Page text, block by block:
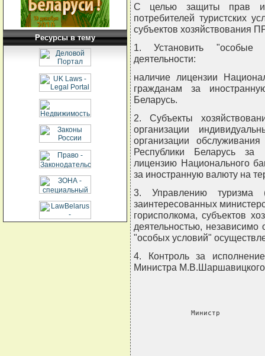
Ресурсы в тему
С целью защиты прав и
потребителей туристских
субъектов
1. Установить "особые
деятельности:
наличие лицензии
гражданам за
Беларусь.
2. Субъекты
организации
организации
Республики Беларусь за
лицензию Национального
за иностранную валюту на
3. Управлению
заинтересованных
горисполкома, субъектов
деятельностью,
"особых условий"
4. Контроль за
Министра
Министр